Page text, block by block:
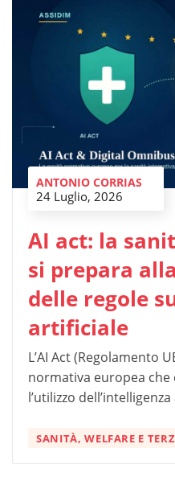
ANTONIO CORRIAS
24 Luglio, 2026
AI act: la
si prepara
delle regole
artificiale
L’AI Act (Regolamento
normativa europea
l’utilizzo
SANITÀ, WELFARE E